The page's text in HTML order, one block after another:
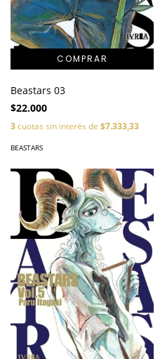
Beastars 03
$22.000
3cuotas sin interés de $7.333,33
BEASTARS